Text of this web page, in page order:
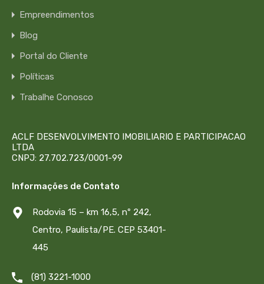
Empreendimentos
Blog
Portal do Cliente
Políticas
Trabalhe Conosco
ACLF DESENVOLVIMENTO IMOBILIARIO E PARTICIPACAO
LTDA
CNPJ: 27.702.723/0001-99
Informações de Contato
Rodovia 15 – km 16,5, nº 242,
Centro, Paulista/PE. CEP 53401-
445
(81) 3221-1000